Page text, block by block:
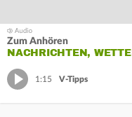
Zum Anhören
NACHRICHTEN,
1:15 V-Tipps